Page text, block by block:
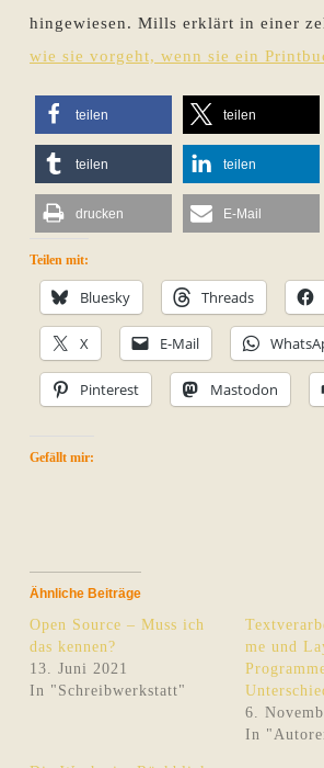
hingewiesen. Mills erklärt in einer
wie sie vorgeht, wenn sie ein
teilen teilen
teilen teilen
drucken E-Mail
Teilen mit:
Bluesky Threads
X E-Mail
Pinterest Mastodon
Gefällt mir:
Ähnliche Beiträge
Open Source – Muss ich
das kennen?
13. Juni 2021
In "Schreibwerkstatt"
me und
6.
In